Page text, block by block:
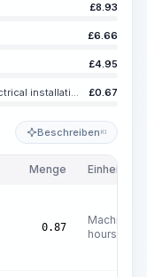
£8.93
£6.66
£4.95
Rubberized cotton insulating tape for electrical installation and repair work, black, width 20 mm, thickness 0.35 mm £0.67
Beschreiben KI
Menge Einheit
0.87
Machine
hours